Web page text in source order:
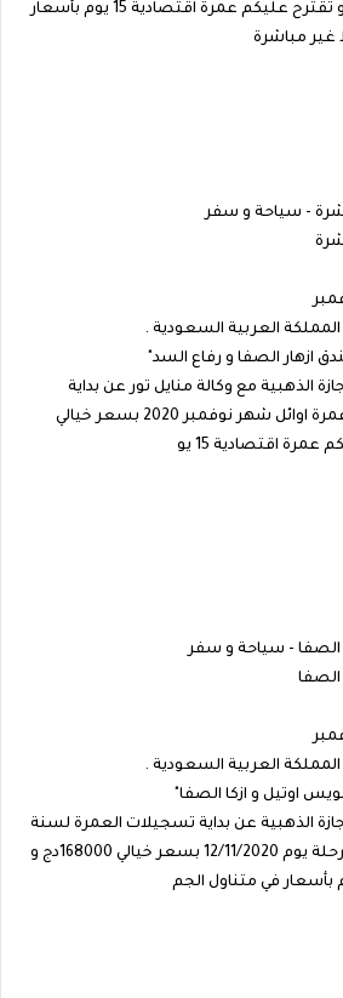
بسعر خيالي 119000دج ✔و تقترح عليكم عمرة اقتصادية ️15 يوم بأسعار
غير مباشرة
المملكة العربية السعودية .
الإجازة الذهبية مع وكالة منايل تور عن بداية
تسجيلات العمرة لسنة عمرة اوائل شهر نوفمبر 2020 بسعر خيالي
الصفا - سياحة و سفر
المملكة العربية السعودية .
الإجازة الذهبية عن بداية تسجيلات العمرة لسنة
عمرة شهر نوفمبر 2020 رحلة يوم 12/11/2020 بسعر خيالي 168000دج و